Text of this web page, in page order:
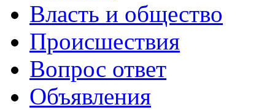
Власть и общество
Происшествия
Вопрос ответ
Объявления